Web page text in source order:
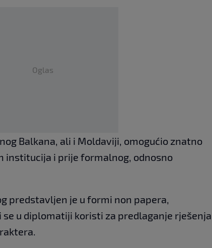
Oglas
Balkana, ali i Moldaviji, omogućio znatno
institucija i prije formalnog, odnosno
predstavljen je u formi non papera,
u diplomatiji koristi za predlaganje rješenja